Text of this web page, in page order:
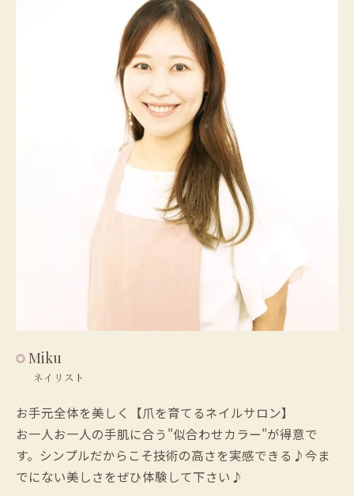
Miku
ネイリスト
お手元全体を美しく【爪を育てるネイルサロン】
お一人お一人の手肌に合う"似合わせカラー"が得意で
す。シンプルだからこそ技術の高さを実感できる♪今ま
でにない美しさをぜひ体験して下さい♪